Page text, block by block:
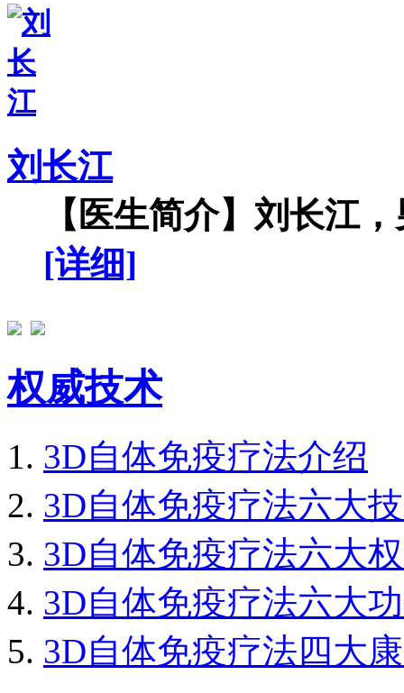
刘长江
【医生简介】刘长江
[详细]
权威技术
3D自体免疫疗法介绍
3D自体免疫疗法六大
3D自体免疫疗法六大
3D自体免疫疗法六大
3D自体免疫疗法四大